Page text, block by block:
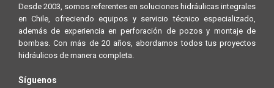
Desde 2003, somos referentes en soluciones hidráulicas integrales
en Chile, ofreciendo equipos y servicio técnico especializado,
además de experiencia en perforación de pozos y montaje de
bombas. Con más de 20 años, abordamos todos tus proyectos
hidráulicos de manera completa.
Síguenos